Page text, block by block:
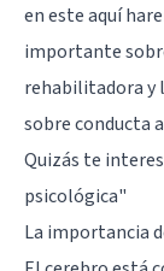
en este aquí
importante
rehabilitadora y
sobre conducta
Quizás te
psicológica"
La importancia